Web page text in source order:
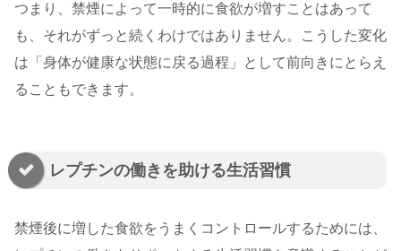
つまり、禁煙によって一時的に食欲が増すことはあって
も、それがずっと続くわけではありません。こうした変化
は「身体が健康な状態に戻る過程」として前向きにとらえ
ることもできます。
レプチンの働きを助ける生活習慣
禁煙後に増した食欲をうまくコントロールするためには、